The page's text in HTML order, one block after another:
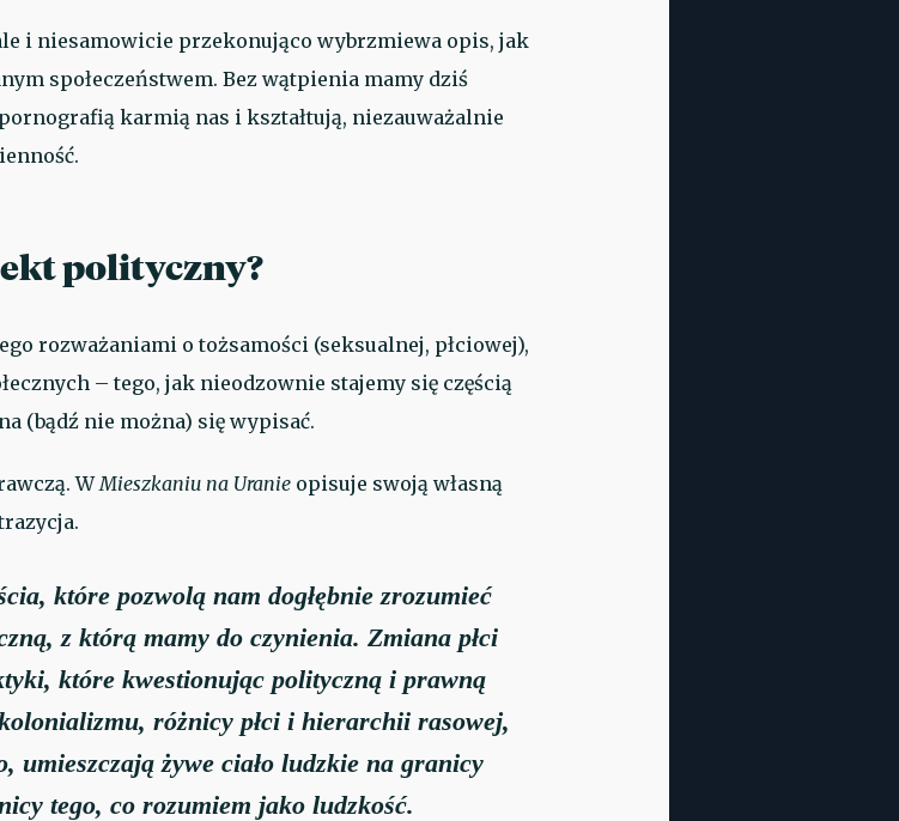
i niesamowicie przekonująco wybrzmiewa opis, jak
społeczeństwem. Bez wątpienia mamy dziś
karmią nas i kształtują, niezauważalnie
polityczny?
rozważaniami o tożsamości (seksualnej, płciowej),
– tego, jak nieodzownie stajemy się częścią
(bądź nie można) się wypisać.
WMieszkaniu na Uranie opisuje swoją własną
które pozwolą nam dogłębnie zrozumieć
z którą mamy do czynienia. Zmiana płci
które kwestionując polityczną i prawną
różnicy płci i hierarchii rasowej,
umieszczają żywe ciało ludzkie na granicy
tego, co rozumiem jako ludzkość.